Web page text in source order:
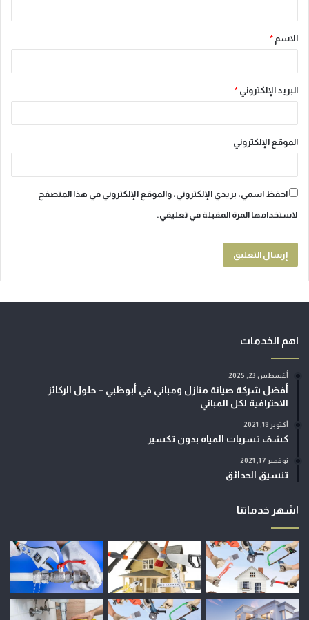
ق
*
الاسم *
البريد الإلكتروني *
الموقع الإلكتروني
احفظ اسمي، بريدي الإلكتروني، والموقع الإلكتروني في هذا المتصفح
لاستخدامها المرة المقبلة في تعليقي.
اهم الخدمات
أغسطس 23, 2025
أفضل شركة صيانة منازل ومباني في أبوظبي – حلول الركائز
الاحترافية لكل المباني
أكتوبر 18, 2021
كشف تسربات المياه بدون تكسير
نوفمبر 17, 2021
تنسيق الحدائق
اشهر خدماتنا